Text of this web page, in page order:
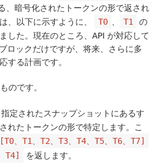
、暗号化されたトークンの形で返され
、以下に示すように、
T0 T1
の
した。現在のところ、API が対応して
ロックだけですが、将来、さらに多
する計画です。
のです。
定されたスナップショットにあるす
れたトークンの形で特定します。こ
[T0、T1、T2、T3、T4、T5、T6、T7]
T4] を返します。